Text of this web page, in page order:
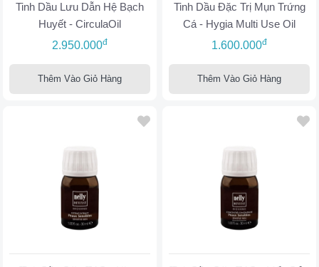
Tinh Dầu Lưu Dẫn Hệ Bạch
Huyết - CirculaOil
2.950.000đ
Thêm Vào Giỏ Hàng
Tinh Dầu Đặc Trị Mụn Trứng
Cá - Hygia Multi Use Oil
1.600.000đ
Thêm Vào Giỏ Hàng